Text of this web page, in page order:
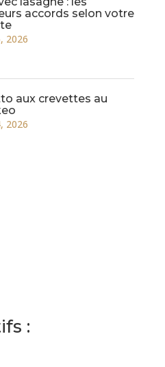
accords selon votre
2026
aux crevettes au
2026
: